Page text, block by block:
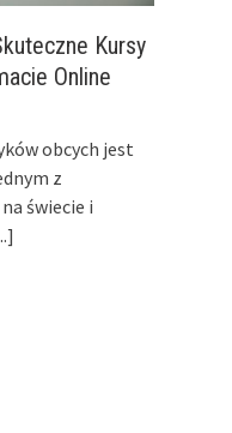
Kursy
Online
obcych jest
z
świecie i